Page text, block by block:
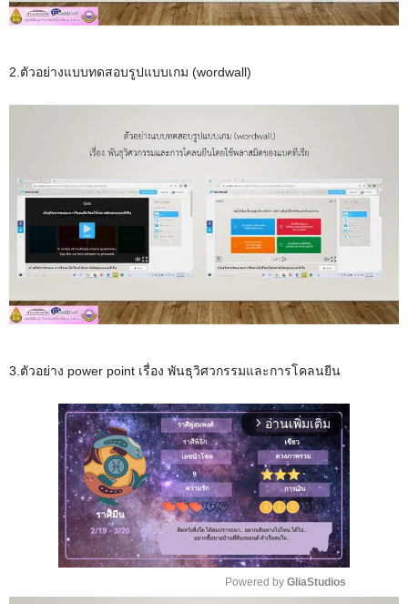
2.ตัวอย่างแบบทดสอบรูปแบบเกม (wordwall)
3.ตัวอย่าง power point เรื่อง พันธุวิศวกรรมและการโคลนยีน
arrow_forward_ios อ่านเพิ่มเติม
Powered by GliaStudios